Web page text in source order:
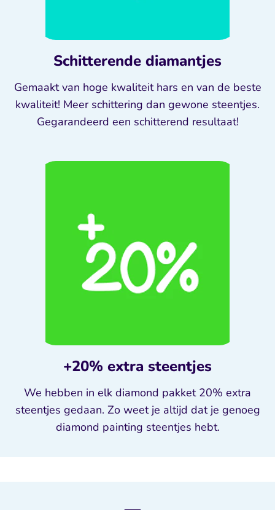
Schitterende diamantjes
Gemaakt van hoge kwaliteit hars en van de beste
kwaliteit! Meer schittering dan gewone steentjes.
Gegarandeerd een schitterend resultaat!
+20% extra steentjes
We hebben in elk diamond pakket 20% extra
steentjes gedaan. Zo weet je altijd dat je genoeg
diamond painting steentjes hebt.